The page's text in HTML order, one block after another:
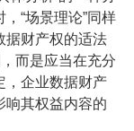
“场景理论”同样
据财产权的适法
而是应当在充分
，企业数据财产
响其权益内容的